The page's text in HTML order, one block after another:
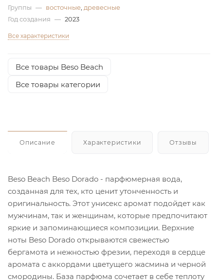
Группы — восточные древесные
Год создания — 2023
Все характеристики
Все товары Beso Beach
Все товары категории
Описание Характеристики Отзывы
Beso Beach Beso Dorado - парфюмерная вода,
созданная для тех, кто ценит утонченность и
оригинальность. Этот унисекс аромат подойдет как
мужчинам, так и женщинам, которые предпочитают
яркие и запоминающиеся композиции. Верхние
ноты Beso Dorado открываются свежестью
бергамота и нежностью фрезии, переходя в сердце
аромата с аккордами цветущего жасмина и черной
смородины. База парфюма сочетает в себе теплоту